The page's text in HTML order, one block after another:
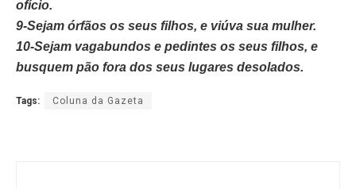
ofício.
9-Sejam órfãos os seus filhos, e viúva sua mulher.
10-Sejam vagabundos e pedintes os seus filhos, e
busquem pão fora dos seus lugares desolados.
Tags: Coluna da Gazeta